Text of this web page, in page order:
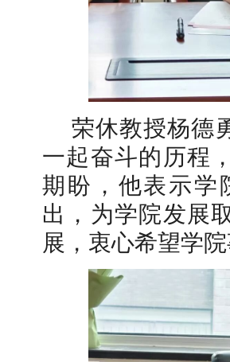
荣休教授杨德
一起奋斗的历程
期盼，他表示学
出，为学院发展
展，衷心希望学